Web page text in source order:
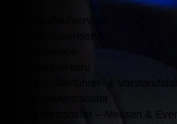
Chauffeurservice
Limousinenservice
Geschäftsführer- &
Flughafentransfer
Messetransfer – Messen &